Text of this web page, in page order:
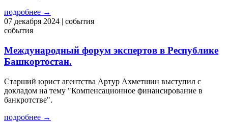
подробнее →
07 декабря 2024 | события
события
Международный форум экспертов в Республике
Башкортостан.
Старший юрист агентства Артур Ахметшин выступил с
докладом на тему "Компенсационное финансирование в
банкротстве".
подробнее →